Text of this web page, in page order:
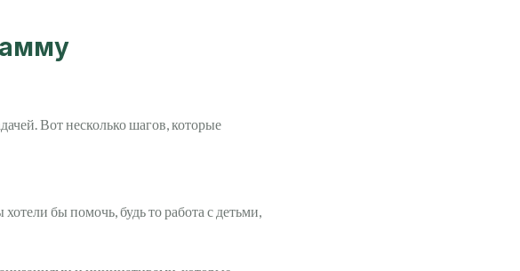
Вот несколько шагов, которые
бы помочь, будь то работа с детьми,